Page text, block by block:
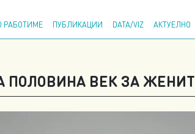
РАБОТИМЕ ПУБЛИКАЦИИ DATA/VIZ АКТУЕЛНО
ПОЛОВИНА ВЕК ЗА